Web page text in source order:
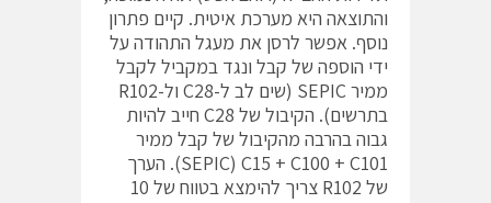
והתוצאה היא מערכת איטית. קיים פתרון
נוסף. אפשר לרסן את מעגל התהודה על
ידי הוספה של קבל ונגד במקביל לקבל
ממיר SEPIC (שים לב ל-C28 ול-R102
בתרשים). הקיבול של C28 חייב להיות
גבוה בהרבה מהקיבול של קבל ממיר
SEPIC) C15 + C100 + C101). הערך
של R102 צריך להימצא בטווח של 10